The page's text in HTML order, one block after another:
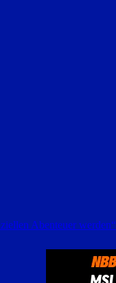
Abenteuer werden“